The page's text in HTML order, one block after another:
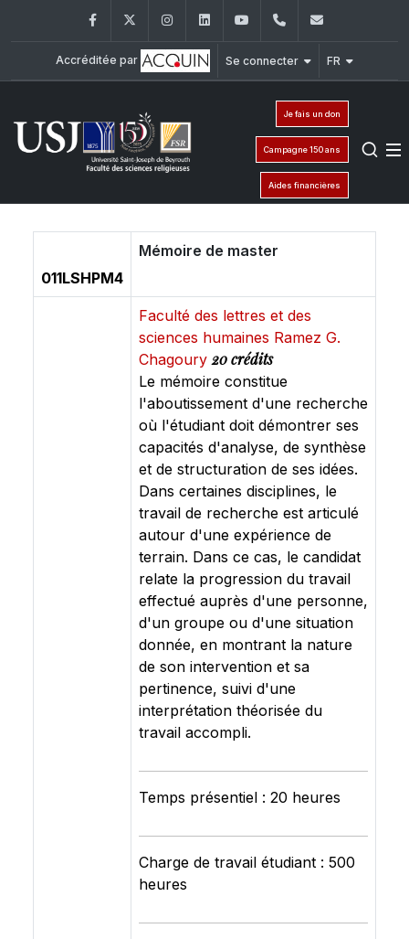
FacebookTwitter InstagramLinkedInYouTube+961 (1) 421 586
Accréditée par Se connecter FR
Je fais un don
Campagne 150 ans
Aides financières
011LSHPM4
Mémoire de master
Faculté des lettres et des
sciences humaines Ramez G.
Chagoury20 crédits
Le mémoire constitue
l'aboutissement d'une recherche
où l'étudiant doit démontrer ses
capacités d'analyse, de synthèse
et de structuration de ses idées.
Dans certaines disciplines, le
travail de recherche est articulé
autour d'une expérience de
terrain. Dans ce cas, le candidat
relate la progression du travail
effectué auprès d'une personne,
d'un groupe ou d'une situation
donnée, en montrant la nature
de son intervention et sa
pertinence, suivi d'une
interprétation théorisée du
travail accompli.
Temps présentiel : 20 heures
Charge de travail étudiant : 500
heures